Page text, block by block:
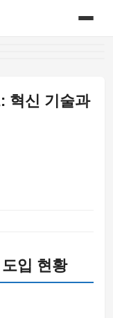
혁신 기술과
입 현황